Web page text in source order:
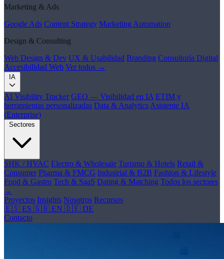
Marketing & Ads
Google Ads Content Strategy Marketing Automation
Design & Consulting
Web Design & Dev UX & Usabilidad Branding Consultoría Digital
Accesibilidad Web Ver todos →
IA
AI Visibility Tracker GEO — Visibilidad en IA ETIM y
herramientas personalizadas Data & Analytics Asistente IA
(Enterprise)
Sectores
SHK / HVAC Electro & Wholesale Turismo & Hotels Retail &
Consumer Pharma & FMCG Industrial & B2B Fashion & Lifestyle
Food & Gastro Tech & SaaS Dating & Matching Todos los sectores
→
Proyectos Insights Nosotros Recursos
🇪🇸 ES 🇬🇧 EN 🇩🇪 DE
Contacto